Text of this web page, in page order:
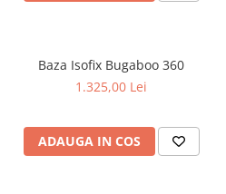
Baza Isofix Bugaboo 360
1.325,00 Lei
ADAUGA IN COS